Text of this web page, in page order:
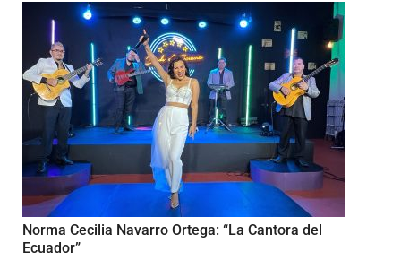
Norma Cecilia Navarro Ortega: “La Cantora del
Ecuador”